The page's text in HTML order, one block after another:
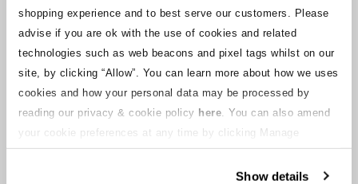
shopping experience and to best serve our customers. Please
advise if you are ok with the use of cookies and related
technologies such as web beacons and pixel tags whilst on our
site, by clicking “Allow”. You can learn more about how we uses
cookies and how your personal data may be processed by
reading our privacy & cookie policy here . You can also amend
your cookie preferences at any time by clicking Manage
Cookies in the footer of this site.
Show details
Sollte sich der Status einzelner Buchungen ändern, wurden
Vorkehrungen getroffen, um Sie so schnell wie möglich zu
benachrichtigen. Zusätzliche Hinweise für Ticketinhaber werden auf
dieser Webseite veröffentlicht, sobald Informationen verfügbar
sind. Wir werden denjenigen mit gültigen Tickets auch eine neue E-
Mail-Adresse für den Kundenservice zur Verfügung stellen, die von
einem verbundenen Unternehmen verwaltet wird. Crowe U.K. LLP
kann keine Fragen zum Ticketvorgang und zum Zeitpunkt der